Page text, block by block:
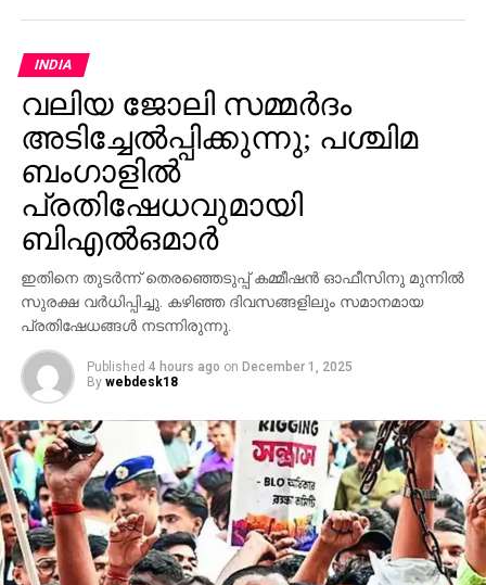
INDIA
വലിയ ജോലി സമ്മര്‍ദം
അടിച്ചേല്‍പ്പിക്കുന്നു; പശ്ചിമ
ബംഗാളില്‍
പ്രതിഷേധവുമായി
ബിഎല്‍ഒമാര്‍
ഇതിനെ തുടര്‍ന്ന് തെരഞ്ഞെടുപ്പ് കമ്മീഷന്‍ ഓഫീസിനു മുന്നില്‍
സുരക്ഷ വര്‍ധിപ്പിച്ചു. കഴിഞ്ഞ ദിവസങ്ങളിലും സമാനമായ
പ്രതിഷേധങ്ങള്‍ നടന്നിരുന്നു.
Published 4 hours ago on December 1, 2025
By webdesk18